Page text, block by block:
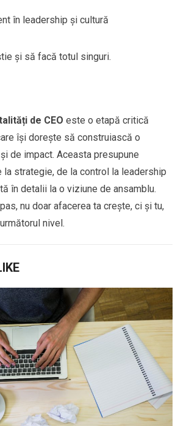
în leadership și cultură
și să facă totul singuri.
de CEO este o etapă critică
își dorește să construiască o
de impact. Aceasta presupune
la strategie, de la control la leadership
în detalii la o viziune de ansamblu.
nu doar afacerea ta crește, ci și tu,
nivel.